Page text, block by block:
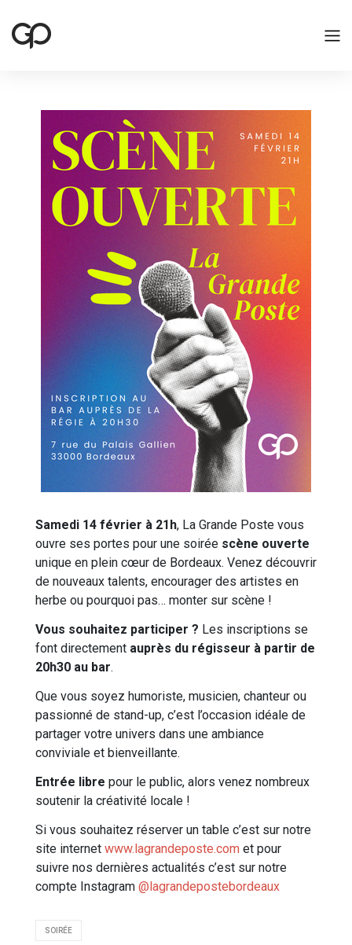
Samedi 14 février à 21h, La Grande Poste vous
ouvre ses portes pour une soirée scène ouverte
unique en plein cœur de Bordeaux. Venez découvrir
de nouveaux talents, encourager des artistes en
herbe ou pourquoi pas… monter sur scène !
Vous souhaitez participer ? Les inscriptions se
font directement auprès du régisseur à partir de
20h30 au bar.
Que vous soyez humoriste, musicien, chanteur ou
passionné de stand-up, c’est l’occasion idéale de
partager votre univers dans une ambiance
conviviale et bienveillante.
Entrée libre pour le public, alors venez nombreux
soutenir la créativité locale !
Si vous souhaitez réserver un table c’est sur notre
site internet www.lagrandeposte.com et pour
suivre nos dernières actualités c’est sur notre
compte Instagram @lagrandepostebordeaux
SOIRÉE